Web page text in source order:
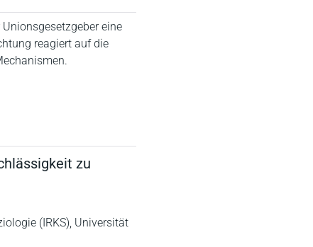
eine
reagiert auf die
zu
(IRKS), Universität